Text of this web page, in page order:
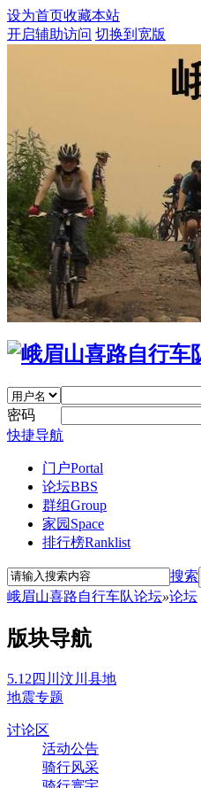
设为首页收藏本站
开启辅助访问 切换到宽版
密码
快捷导航
门户Portal
论坛BBS
群组Group
家园 Space
排行榜Ranklist
搜索
峨眉山喜路自行车队论坛»论坛
版块导航
5.12四川汶川县地
地震专题
讨论区
活动公告
骑行风采